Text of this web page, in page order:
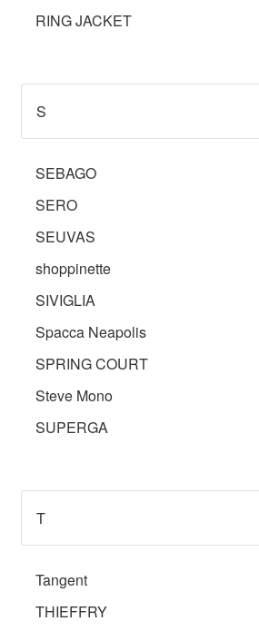
RING JACKET
S
SEBAGO
SERO
SEUVAS
shoppinette
SIVIGLIA
Spacca Neapolis
SPRING COURT
Steve Mono
SUPERGA
T
Tangent
THIEFFRY